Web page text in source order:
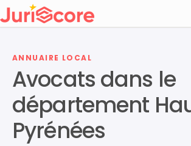
ANNUAIRE LOCAL
Avocats dans le
département
Pyrénées